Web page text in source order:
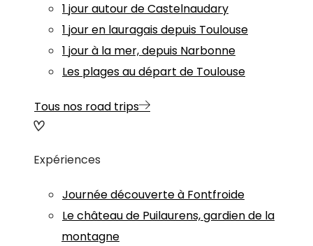
1 jour autour de Castelnaudary
1 jour en lauragais depuis Toulouse
1 jour à la mer, depuis Narbonne
Les plages au départ de Toulouse
Tous nos road trips
Expériences
Journée découverte à Fontfroide
Le château de Puilaurens, gardien de la
montagne